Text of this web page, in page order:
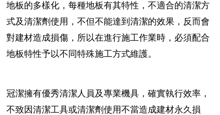
地板的多樣化，每種地板有其特性，不適合的清潔方
式及清潔劑使用，不但不能達到清潔的效果，反而會
對建材造成損傷，所以在進行施工作業時，必須配合
地板特性予以不同特殊施工方式維護。
冠潔擁有優秀清潔人員及專業機具，確實執行效率，
不致因清潔工具或清潔劑使用不當造成建材永久損